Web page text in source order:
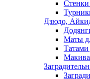
Стенки
Дзюдо,
Маты
Татами